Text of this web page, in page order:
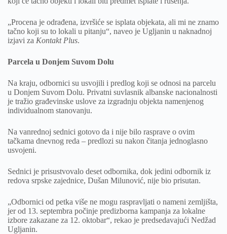
„Procena je odrađena, izvršiće se isplata objekata, ali mi ne znamo
tačno koji su to lokali u pitanju“, naveo je Ugljanin u naknadnoj
izjavi za Kontakt Plus.
Parcela u Donjem Suvom Dolu
Na kraju, odbornici su usvojili i predlog koji se odnosi na parcelu
u Donjem Suvom Dolu. Privatni suvlasnik albanske nacionalnosti
je tražio građevinske uslove za izgradnju objekta namenjenog
individualnom stanovanju.
Na vanrednoj sednici gotovo da i nije bilo rasprave o ovim
tačkama dnevnog reda – predlozi su nakon čitanja jednoglasno
usvojeni.
Sednici je prisustvovalo deset odbornika, dok jedini odbornik iz
redova srpske zajednice, Dušan Milunović, nije bio prisutan.
„Odbornici od petka više ne mogu raspravljati o nameni zemljišta,
jer od 13. septembra počinje predizborna kampanja za lokalne
izbore zakazane za 12. oktobar“, rekao je predsedavajući Nedžad
Ugljanin.